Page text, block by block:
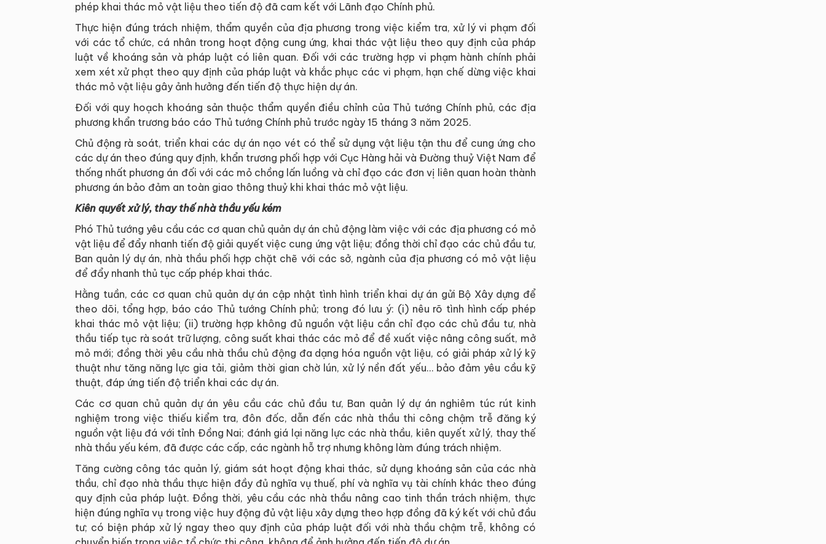
phép khai thác mỏ vật liệu theo tiến độ đã cam kết với Lãnh đạo Chính phủ.
Thực hiện đúng trách nhiệm, thẩm quyền của địa phương trong việc kiểm tra, xử lý vi phạm đối
với các tổ chức, cá nhân trong hoạt động cung ứng, khai thác vật liệu theo quy định của pháp
luật về khoáng sản và pháp luật có liên quan. Đối với các trường hợp vi phạm hành chính phải
xem xét xử phạt theo quy định của pháp luật và khắc phục các vi phạm, hạn chế dừng việc khai
thác mỏ vật liệu gây ảnh hưởng đến tiến độ thực hiện dự án.
Đối với quy hoạch khoáng sản thuộc thẩm quyền điều chỉnh của Thủ tướng Chính phủ, các địa
phương khẩn trương báo cáo Thủ tướng Chính phủ trước ngày 15 tháng 3 năm 2025.
Chủ động rà soát, triển khai các dự án nạo vét có thể sử dụng vật liệu tận thu để cung ứng cho
các dự án theo đúng quy định, khẩn trương phối hợp với Cục Hàng hải và Đường thuỷ Việt Nam để
thống nhất phương án đối với các mỏ chồng lấn luồng và chỉ đạo các đơn vị liên quan hoàn thành
phương án bảo đảm an toàn giao thông thuỷ khi khai thác mỏ vật liệu.
Kiên quyết xử lý, thay thế nhà thầu yếu kém
Phó Thủ tướng yêu cầu các cơ quan chủ quản dự án chủ động làm việc với các địa phương có mỏ
vật liệu để đẩy nhanh tiến độ giải quyết việc cung ứng vật liệu; đồng thời chỉ đạo các chủ đầu tư,
Ban quản lý dự án, nhà thầu phối hợp chặt chẽ với các sở, ngành của địa phương có mỏ vật liệu
để đẩy nhanh thủ tục cấp phép khai thác.
Hằng tuần, các cơ quan chủ quản dự án cập nhật tình hình triển khai dự án gửi Bộ Xây dựng để
theo dõi, tổng hợp, báo cáo Thủ tướng Chính phủ; trong đó lưu ý: (i) nêu rõ tình hình cấp phép
khai thác mỏ vật liệu; (ii) trường hợp không đủ nguồn vật liệu cần chỉ đạo các chủ đầu tư, nhà
thầu tiếp tục rà soát trữ lượng, công suất khai thác các mỏ để đề xuất việc nâng công suất, mở
mỏ mới; đồng thời yêu cầu nhà thầu chủ động đa dạng hóa nguồn vật liệu, có giải pháp xử lý kỹ
thuật như tăng năng lực gia tải, giảm thời gian chờ lún, xử lý nền đất yếu… bảo đảm yêu cầu kỹ
thuật, đáp ứng tiến độ triển khai các dự án.
Các cơ quan chủ quản dự án yêu cầu các chủ đầu tư, Ban quản lý dự án nghiêm túc rút kinh
nghiệm trong việc thiếu kiểm tra, đôn đốc, dẫn đến các nhà thầu thi công chậm trễ đăng ký
nguồn vật liệu đá với tỉnh Đồng Nai; đánh giá lại năng lực các nhà thầu, kiên quyết xử lý, thay thế
nhà thầu yếu kém, đã được các cấp, các ngành hỗ trợ nhưng không làm đúng trách nhiệm.
Tăng cường công tác quản lý, giám sát hoạt động khai thác, sử dụng khoáng sản của các nhà
thầu, chỉ đạo nhà thầu thực hiện đầy đủ nghĩa vụ thuế, phí và nghĩa vụ tài chính khác theo đúng
quy định của pháp luật. Đồng thời, yêu cầu các nhà thầu nâng cao tinh thần trách nhiệm, thực
hiện đúng nghĩa vụ trong việc huy động đủ vật liệu xây dựng theo hợp đồng đã ký kết với chủ đầu
tư; có biện pháp xử lý ngay theo quy định của pháp luật đối với nhà thầu chậm trễ, không có